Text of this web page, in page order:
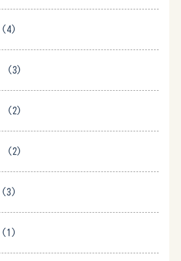
(4)
(3)
(2)
(2)
(3)
(1)